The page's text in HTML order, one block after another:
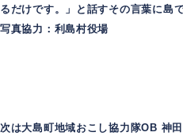
るだけです。」と話すその言葉に島
写真協力：利島村役場
次は大島町地域おこし協力隊OB 神